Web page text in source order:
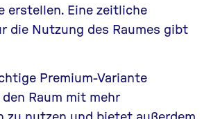
erstellen. Eine zeitliche
die Nutzung des Raumes gibt
Premium-Variante
Raum mit mehr
zu nutzen und bietet außerdem